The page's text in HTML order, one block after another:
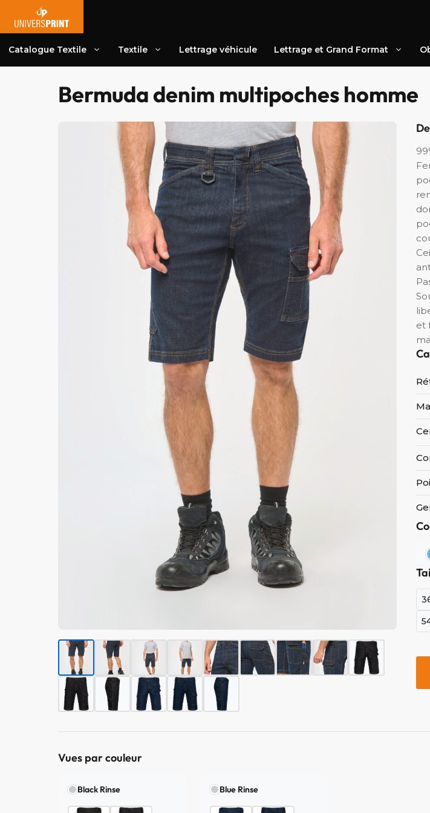
contenu
Catalogue Textile Textile Lettrage véhicule Lettrage et Grand Format
Bermuda denim multipoches homme
et
Vues par couleur
Black Rinse Blue Rinse